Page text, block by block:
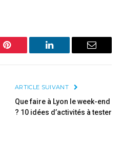
Pinterest LinkedIn Email
ARTICLE SUIVANT
Que faire à Lyon le week-end
? 10 idées d’activités à tester